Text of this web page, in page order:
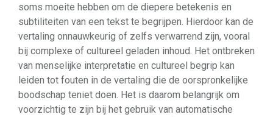
soms moeite hebben om de diepere betekenis en
subtiliteiten van een tekst te begrijpen. Hierdoor kan de
vertaling onnauwkeurig of zelfs verwarrend zijn, vooral
bij complexe of cultureel geladen inhoud. Het ontbreken
van menselijke interpretatie en cultureel begrip kan
leiden tot fouten in de vertaling die de oorspronkelijke
boodschap teniet doen. Het is daarom belangrijk om
voorzichtig te zijn bij het gebruik van automatische